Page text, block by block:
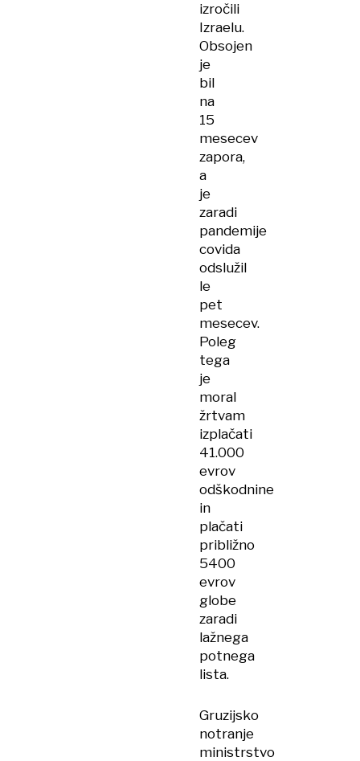
izročili
Izraelu.
Obsojen
je
bil
na
15
mesecev
zapora,
a
je
zaradi
pandemije
covida
odslužil
le
pet
mesecev.
Poleg
tega
je
moral
žrtvam
izplačati
41.000
evrov
odškodnine
in
plačati
približno
5400
evrov
globe
zaradi
lažnega
potnega
lista.
Gruzijsko
notranje
ministrstvo